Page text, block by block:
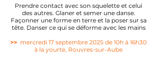
Prendre contact avec son squelette et celui
des autres. Glaner et semer une danse.
Façonner une forme en terre et la poser sur sa
tête. Danser ce qui se déforme avec les mains
>> mercredi 17 septembre 2025 de 10h à 16h30
à la yourte, Rouvres-sur-Aube